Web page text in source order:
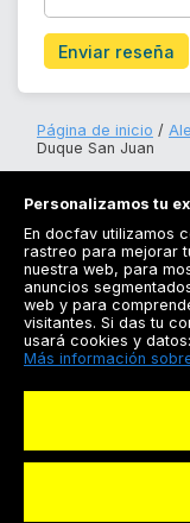
Enviar reseña
Página de inicio
Duque San Juan
Docfav
Personalizamos tu
En docfav utilizamos
rastreo para mejorar
nuestra web, para
anuncios
web y para
visitantes. Si das tu
usará cookies y datos:
Más información